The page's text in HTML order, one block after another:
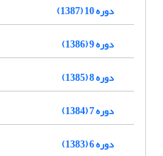
دوره 10 (1387)
دوره 9 (1386)
دوره 8 (1385)
دوره 7 (1384)
دوره 6 (1383)